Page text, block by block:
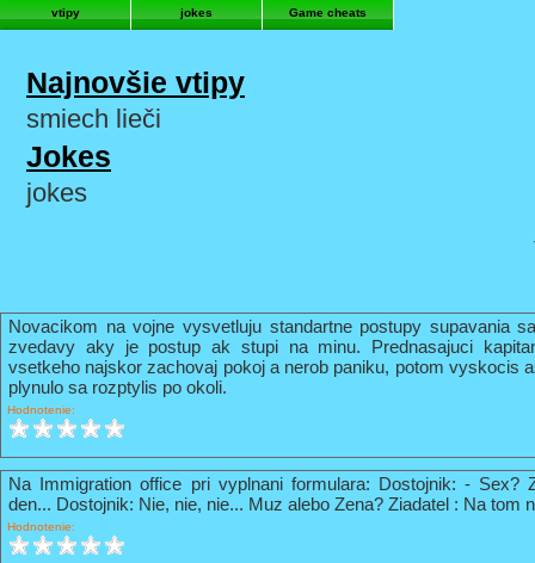
vtipy jokes Game cheats
Najnovšie vtipy
smiech lieči
Jokes
jokes
Novacikom na vojne vysvetluju standartne postupy supavania
zvedavy aky je postup ak stupi na minu. Prednasajuci
vsetkeho najskor zachovaj pokoj a nerob paniku, potom vyskocis
plynulo sa rozptylis po okoli.
Hodnotenie:
Na Immigration office pri vyplnani formulara: Dostojnik: - Sex?
den... Dostojnik: Nie, nie, nie... Muz alebo Zena? Ziadatel : Na tom
Hodnotenie: